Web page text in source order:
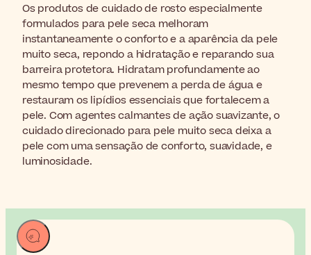
Os produtos de cuidado de rosto especialmente
formulados para pele seca melhoram
instantaneamente o conforto e a aparência da pele
muito seca, repondo a hidratação e reparando sua
barreira protetora. Hidratam profundamente ao
mesmo tempo que prevenem a perda de água e
restauram os lipídios essenciais que fortalecem a
pele. Com agentes calmantes de ação suavizante, o
cuidado direcionado para pele muito seca deixa a
pele com uma sensação de conforto, suavidade, e
luminosidade.